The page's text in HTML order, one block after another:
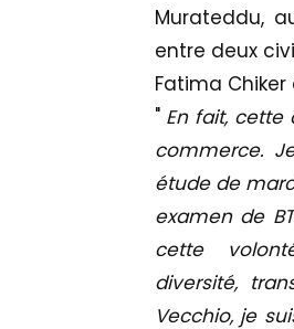
Murateddu,
entre deux
Fatima
" En fait,
commerce.
étude de
examen de
cette
diversité,
Vecchio, je